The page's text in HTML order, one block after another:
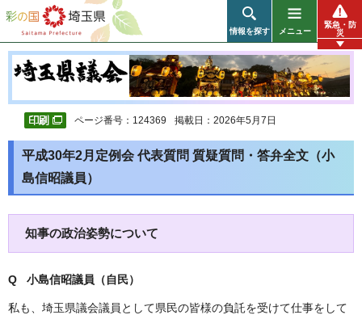
彩の国 埼玉県
情報を探す メニュー
緊急・防
災
ページ番号：124369 掲載日：2026年5月7日
平成30年2月定例会 代表質問 質疑質問・答弁全文（小
島信昭議員）
知事の政治姿勢について
Q 小島信昭議員（自民）
私も、埼玉県議会議員として県民の皆様の負託を受けて仕事をして